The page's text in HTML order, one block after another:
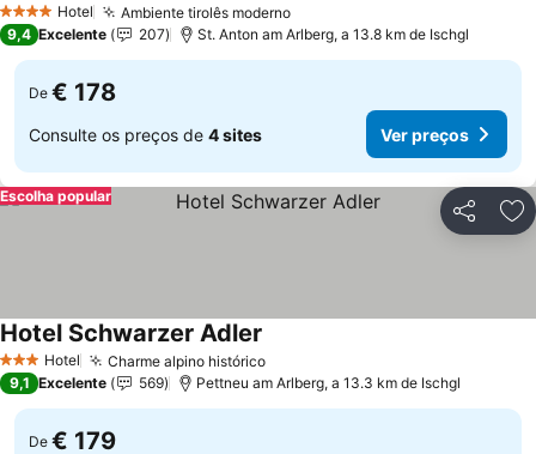
4 EstrelasHotel Ambiente tirolês moderno
9,4 Excelente 207 St. Anton am Arlberg, a 13.8 km de Ischgl
De € 178
Consulte os preços de 4 sites Ver preços
Partilhar
Escolha popular
3 EstrelasHotel Charme alpino histórico
Hotel Schwarzer Adler
9,1 Excelente 569 Pettneu am Arlberg, a 13.3 km de Ischgl
De € 179